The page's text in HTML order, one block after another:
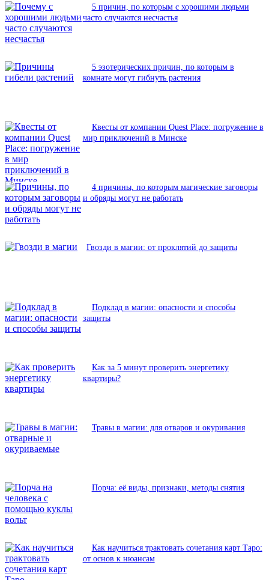
5 причин, по которым с хорошими людьми
часто случаются несчастья
5 эзотерических причин, по которым в
комнате могут гибнуть растения
Квесты от компании Quest Place: погружение в
мир приключений в Минске
4 причины, по которым магические заговоры
и обряды могут не работать
Гвозди в магии: от проклятий до защиты
Подклад в магии: опасности и способы
защиты
Как за 5 минут проверить энергетику
квартиры?
Травы в магии: для отваров и окуривания
Порча: её виды, признаки, методы снятия
Как научиться трактовать сочетания карт Таро:
от основ к нюансам